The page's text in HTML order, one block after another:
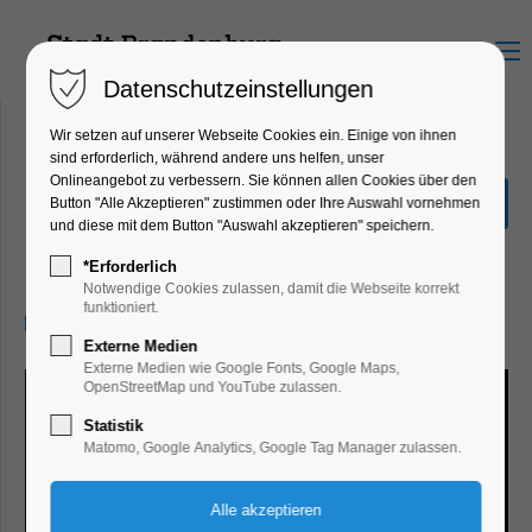
Menu
Sonderausstellung Eiszeit
Safari
Ausstellung
Datenschutzeinstellungen
Wir setzen auf unserer Webseite Cookies ein. Einige von ihnen
sind erforderlich, während andere uns helfen, unser
Onlineangebot zu verbessern. Sie können allen Cookies über den
Button "Alle Akzeptieren" zustimmen oder Ihre Auswahl vornehmen
und diese mit dem Button "Auswahl akzeptieren" speichern.
*Erforderlich
Notwendige Cookies zulassen, damit die Webseite korrekt
funktioniert.
Externe Medien
Externe Medien wie Google Fonts, Google Maps,
OpenStreetMap und YouTube zulassen.
Statistik
Matomo, Google Analytics, Google Tag Manager zulassen.